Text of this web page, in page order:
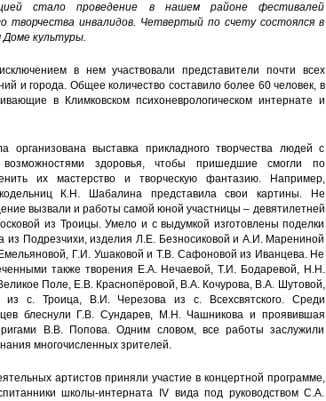
стало проведение в нашем районе фестивалей
творчества инвалидов. Четвертый по счету состоялся в
Доме культуры.
в нем участвовали представители почти всех
и города. Общее количество составило более 60 человек, в
в Климковском психоневрологическом интернате и
выставка прикладного творчества людей с
возможностями здоровья, чтобы пришедшие смогли по
их мастерство и творческую фантазию. Например,
К.Н. Шабалина представила свои картины. Не
вызвали и работы самой юной участницы – девятилетней
из Троицы. Умело и с выдумкой изготовлены поделки
из Подрезчихи, изделия Л.Е. Безносиковой и А.И. Марениной
Г.И. Ушаковой и Т.В. Сафоновой из Иванцева. Не
также творения Е.А. Нечаевой, Т.И. Бодаревой, Н.Н.
Поле, Е.В. Краснопёровой, В.А. Кочурова, В.А. Шутовой,
из с. Троица, В.И. Черезова из с. Всехсвятского. Среди
блеснули Г.В. Сундарев, М.Н. Чашникова и проявившая
В.В. Попова. Одним словом, все работы заслужили
многочисленных зрителей.
артистов приняли участие в концертной программе,
школы-интерната IV вида под руководством С.А.